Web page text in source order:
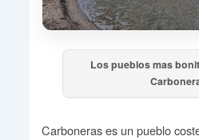
Los pueblos mas
Carboneras es un pueblo